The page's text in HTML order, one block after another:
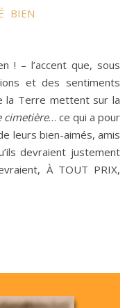
! – l’accent que, sous
et des sentiments
la Terre mettent sur la
cimetière… ce qui a pour
leurs bien-aimés, amis
devraient justement
À TOUT PRIX,